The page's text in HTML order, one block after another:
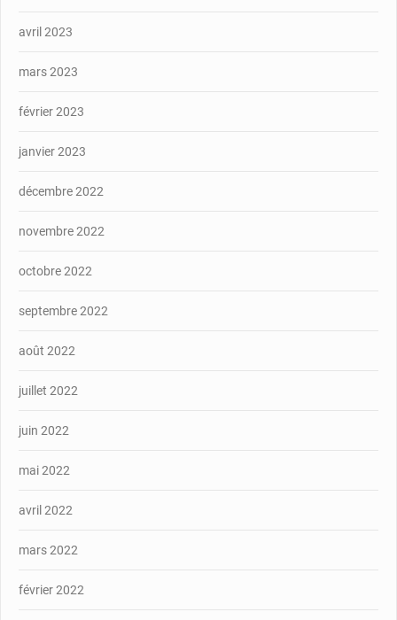
avril 2023
mars 2023
février 2023
janvier 2023
décembre 2022
novembre 2022
octobre 2022
septembre 2022
août 2022
juillet 2022
juin 2022
mai 2022
avril 2022
mars 2022
février 2022